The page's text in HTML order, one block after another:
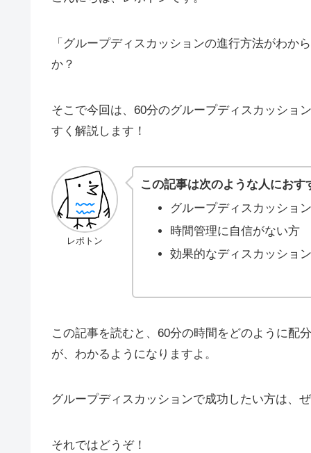
「グループディスカッションの進行方法がわか
か？
そこで今回は、60分のグループディスカッショ
すく解説します！
レポトン
この記事は次のような人におす
グループディスカッショ
時間管理に自信がない方
効果的なディスカッショ
この記事を読むと、60分の時間をどのように配
が、わかるようになりますよ。
グループディスカッションで成功したい方は、
それではどうぞ！